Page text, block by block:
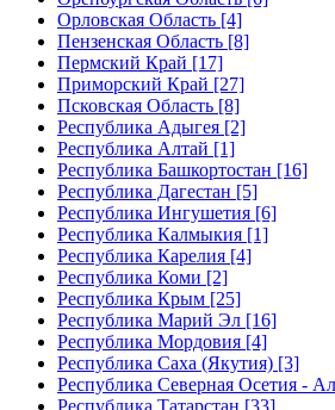
Орловская Область [4]
Пензенская Область [8]
Пермский Край [17]
Приморский Край [27]
Псковская Область [8]
Республика Адыгея [2]
Республика Алтай [1]
Республика Башкортостан [16]
Республика Дагестан [5]
Республика Ингушетия [6]
Республика Калмыкия [1]
Республика Карелия [4]
Республика Коми [2]
Республика Крым [25]
Республика Марий Эл [16]
Республика Мордовия [4]
Республика Саха (Якутия) [3]
Республика Северная Осетия -
Республика Татарстан [33]